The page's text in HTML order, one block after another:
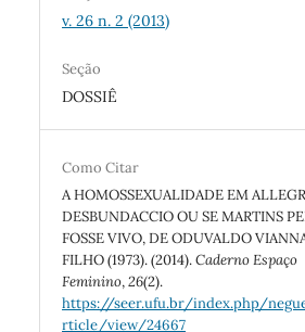
v. 26 n. 2 (2013)
Seção
DOSSIÊ
Como Citar
A HOMOSSEXUALIDADE EM
DESBUNDACCIO OU SE MARTINS
FOSSE VIVO, DE ODUVALDO
FILHO (1973). (2014).Caderno Espaço
Feminino,26(2).
https://seer.ufu.br/index.php/
rticle/view/24667